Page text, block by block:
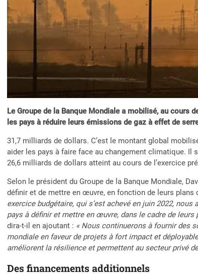
Le Groupe de la Banque Mondiale a mobilisé, au cours
les pays à réduire leurs émissions de gaz à effet de
31,7 milliards de dollars. C’est le montant global
aider les pays à faire face au changement climatique. Il
26,6 milliards de dollars atteint au cours de l’exercice
Selon le président du Groupe de la Banque Mondiale,
définir et de mettre en œuvre, en fonction de leurs
exercice budgétaire, qui s’est achevé en juin 2022,
pays à définir et mettre en œuvre, dans le cadre de
dira-t-il en ajoutant : « Nous continuerons à fournir des
mondiale en faveur de projets à fort impact et
améliorent la résilience et permettent au secteur privé
Des financements additionnels